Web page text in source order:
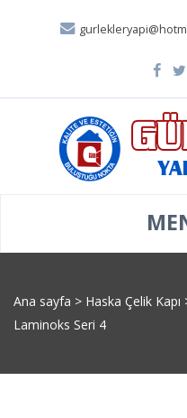
Ana sayfa > Haska Çelik Kapı
Laminoks Seri 4